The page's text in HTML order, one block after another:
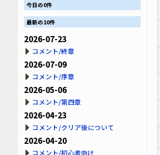
今日の0件
最新の10件
2026-07-23
コメント/終章
2026-07-09
コメント/序章
2026-05-06
コメント/第四章
2026-04-23
コメント/クリア後について
2026-04-20
コメント/初心者向け